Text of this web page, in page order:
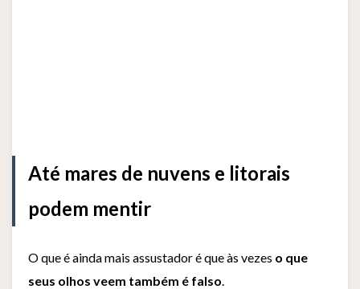
Até mares de nuvens e litorais
podem mentir
O que é ainda mais assustador é que às vezes o que
seus olhos veem também é falso